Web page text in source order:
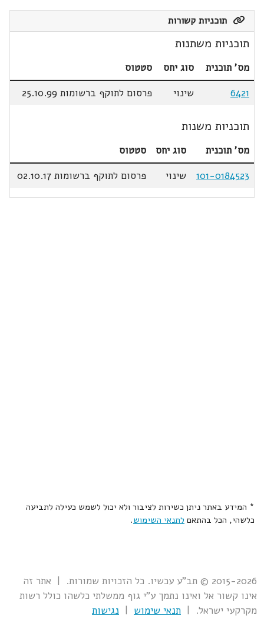
תוכניות קשורות
תוכניות משתנות
מס' תוכנית סוג יחס
סטטוס
6421
שינוי פרסום לתוקף ברשומות 25.10.99
תוכניות משנות
מס' תוכנית סוג יחס
סטטוס
101-0184523
שינוי פרסום לתוקף ברשומות 02.10.17
* המידע באתר ניתן כשירות לציבור ולא יכול לשמש כעילה לתביעה
כלשהי, הכל בהתאם לתנאי השימוש.
2015-2026 © תב"ע עכשיו. כל הזכויות שמורות. | אתר זה
אינו קשור אל ואינו נתמך ע"י גוף ממשלתי כלשהו כולל רשות
מקרקעי ישראל. | תנאי שימוש | נגישות